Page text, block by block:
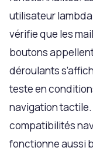
utilisateur
vérifie que les
boutons
déroulants
teste en
navigation tactile.
compatibilités
fonctionne aussi